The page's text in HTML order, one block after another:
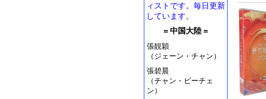
ィストです。毎日更新
しています。
= 中国大陸 =
張靚穎
（ジェーン・チャン）
張碧晨
（チャン・ビーチェ
ン）